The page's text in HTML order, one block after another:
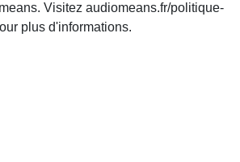
Visitez audiomeans.fr/politique-
plus d'informations.